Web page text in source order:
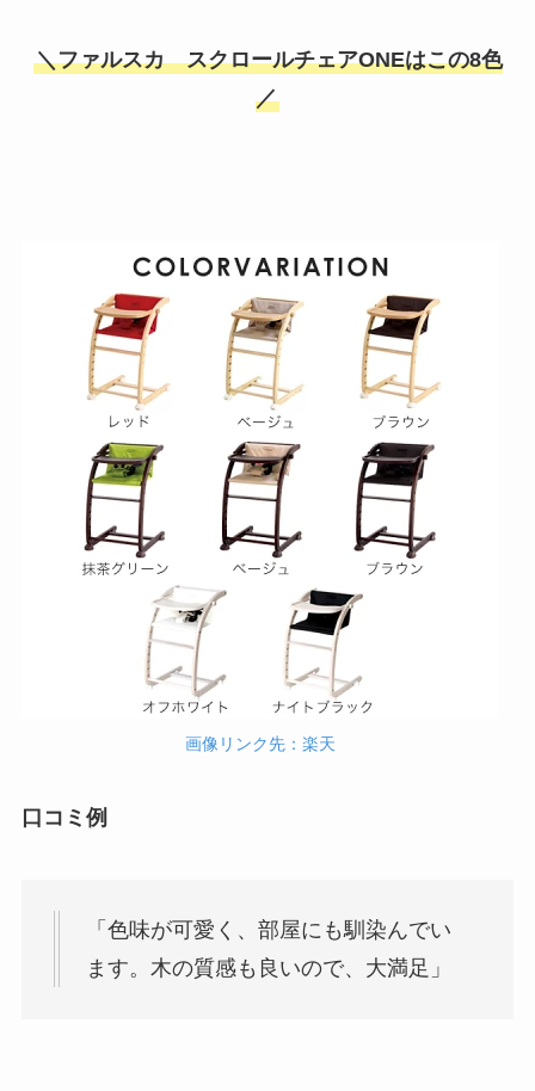
＼ファルスカ スクロールチェアONEはこの8色
／
画像リンク先：楽天
口コミ例
「色味が可愛く、部屋にも馴染んでい
ます。木の質感も良いので、大満足」